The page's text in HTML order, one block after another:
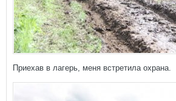
Приехав в лагерь, меня встретила охрана.